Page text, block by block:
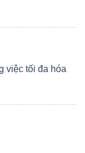
việc tối đa hóa